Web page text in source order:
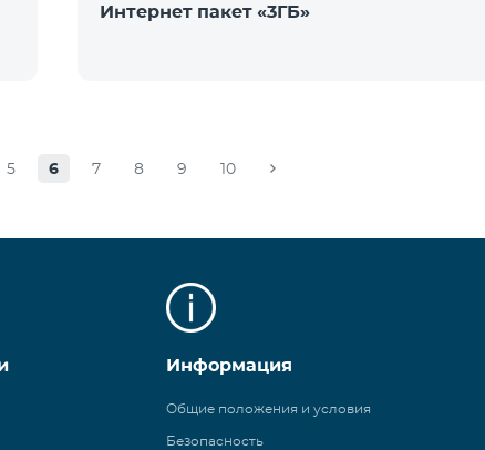
Интернет пакет «3ГБ»
5 6 7 8 9 10
Информация
Общие положения и условия
Безопасность